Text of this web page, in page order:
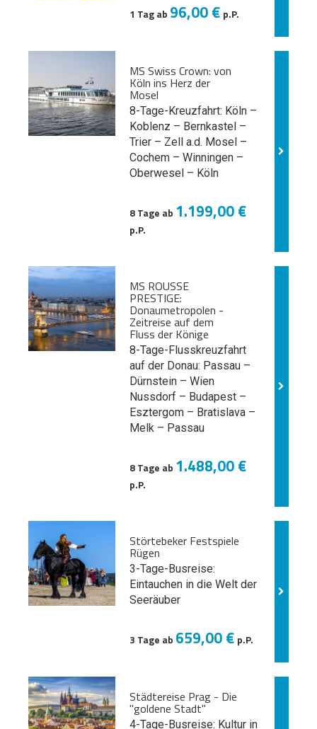
1 Tag ab 96,00 € p.P.
MS Swiss Crown: von
Köln ins Herz der
Mosel
8-Tage-Kreuzfahrt: Köln –
Koblenz – Bernkastel –
Trier – Zell a.d. Mosel –
Cochem – Winningen –
Oberwesel – Köln
8 Tage ab 1.199,00 €
p.P.
MS ROUSSE
PRESTIGE:
Donaumetropolen -
Zeitreise auf dem
Fluss der Könige
8-Tage-Flusskreuzfahrt
auf der Donau: Passau –
Dürnstein – Wien
Nussdorf – Budapest –
Esztergom – Bratislava –
Melk – Passau
8 Tage ab 1.488,00 €
p.P.
Störtebeker Festspiele
Rügen
3-Tage-Busreise:
Eintauchen in die Welt der
Seeräuber
3 Tage ab 659,00 € p.P.
Städtereise Prag - Die
"goldene Stadt"
4-Tage-Busreise: Kultur in